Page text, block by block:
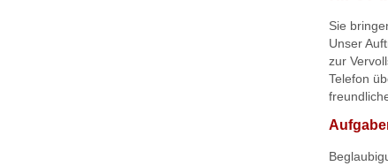
Sie
Unser
zur
Telefon